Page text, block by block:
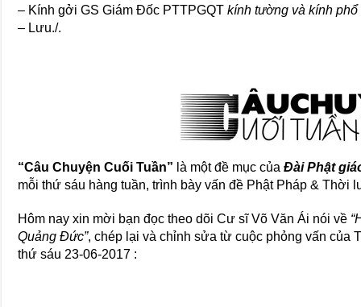
– Kính gởi GS Giám Ðốc PTTPGQTkính tường và kính phổ
– Lưu./.
“Câu Chuyện Cuối Tuần” là một đề mục củaĐài Phật
mỗi thứ sáu hàng tuần, trình bày vấn đề Phật Pháp & Thời
Hôm nay xin mời bạn đọc theo dõi Cư sĩ Võ Văn Ái nói về
Quảng Đức”, chép lại và chỉnh sửa từ cuộc phỏng vấn của
thứ sáu 23-06-2017 :